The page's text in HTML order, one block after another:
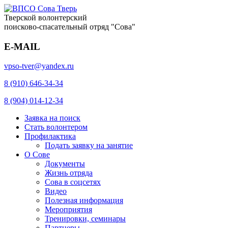
Тверской волонтерский
поисково-спасательный отряд "Сова"
E-MAIL
vpso-tver@yandex.ru
8 (910) 646-34-34
8 (904) 014-12-34
Заявка на поиск
Стать волонтером
Профилактика
Подать заявку на занятие
О Сове
Документы
Жизнь отряда
Сова в соцсетях
Видео
Полезная информация
Мероприятия
Тренировки, семинары